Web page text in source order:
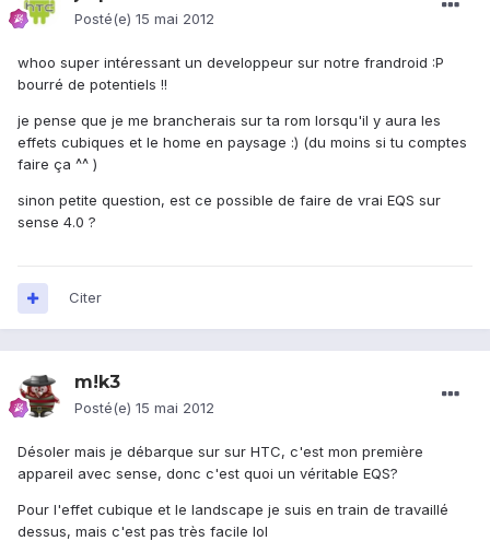
Posté(e) 15 mai 2012
whoo super intéressant un developpeur sur notre frandroid :P
bourré de potentiels !!
je pense que je me brancherais sur ta rom lorsqu'il y aura les
effets cubiques et le home en paysage :) (du moins si tu comptes
faire ça ^^ )
sinon petite question, est ce possible de faire de vrai EQS sur
sense 4.0 ?
Citer
m!k3
Posté(e) 15 mai 2012
Désoler mais je débarque sur sur HTC, c'est mon première
appareil avec sense, donc c'est quoi un véritable EQS?
Pour l'effet cubique et le landscape je suis en train de travaillé
dessus, mais c'est pas très facile lol